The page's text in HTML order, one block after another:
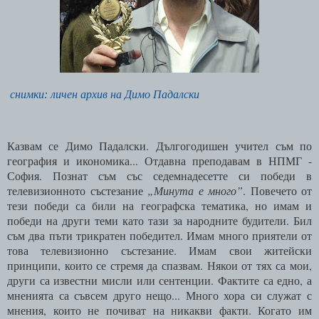
снимки: личен архив на Димо Падалски
Казвам се Димо Падалски.
Дългогодишен учител съм по
география и икономика... Отдавна преподавам в НПМГ -
София. Познат съм със седемнадесетте си победи в
телевизионното състезание „Минута е много”. Повечето от
тези победи са били на географска тематика, но имам и
победи на други теми като тази за народните будители. Бил
съм два пъти трикратен победител. Имам много приятели от
това телевизионно състезание. Имам свои житейски
принципи, които се стремя да спазвам. Някои от тях са мои,
други са известни мисли или сентенции. Фактите са едно, а
мненията са съвсем друго нещо... Много хора си служат с
мнения, които не почиват на никакви факти. Когато им